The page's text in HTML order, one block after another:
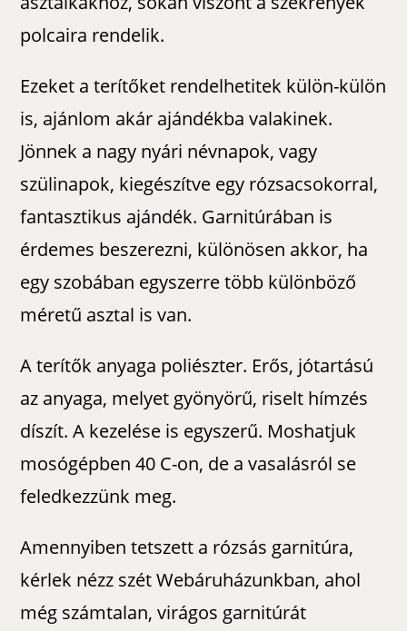
polcaira rendelik.
Ezeket a terítőket rendelhetitek külön-külön
is, ajánlom akár ajándékba valakinek.
Jönnek a nagy nyári névnapok, vagy
szülinapok, kiegészítve egy rózsacsokorral,
fantasztikus ajándék. Garnitúrában is
érdemes beszerezni, különösen akkor, ha
egy szobában egyszerre több különböző
méretű asztal is van.
A terítők anyaga poliészter. Erős, jótartású
az anyaga, melyet gyönyörű, riselt hímzés
díszít. A kezelése is egyszerű. Moshatjuk
mosógépben 40 C-on, de a vasalásról se
feledkezzünk meg.
Amennyiben tetszett a rózsás garnitúra,
kérlek nézz szét Webáruházunkban, ahol
még számtalan, virágos garnitúrát